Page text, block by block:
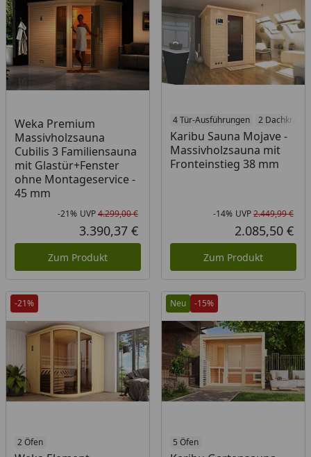
Weka Premium
Massivholzsauna
Cubilis 3 Familiensauna
mit Glastür+Fenster
ohne Montageservice -
45 mm
Rabatt in Prozent
-21%
Ursprünglicher Preis
UVP4.299,00 €
Aktueller Preis
3.390,37 €
Zum Produkt
4 Tür-Ausführungen 2
Karibu Sauna Mojave -
Massivholzsauna mit
Fronteinstieg 38 mm
-14% UVP2.449,99 €
2.085,50 €
Zum Produkt
-21%
2 Öfen
Neu -15%
5 Öfen